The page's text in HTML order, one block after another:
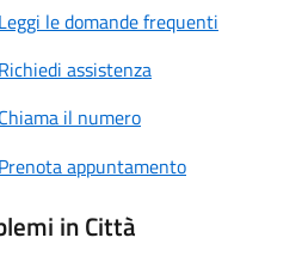
Leggi le domande frequenti
Richiedi assistenza
Chiama il numero
Prenota appuntamento
in Città